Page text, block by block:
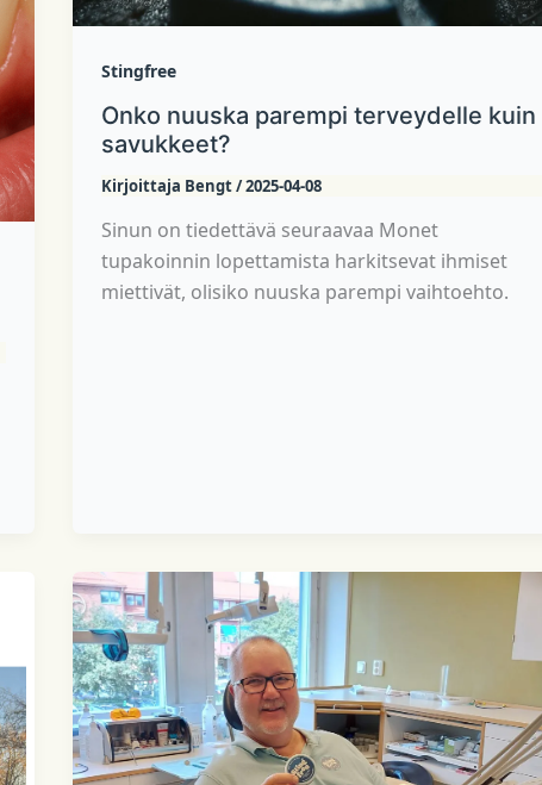
Stingfree
Onko nuuska parempi terveydelle kuin
savukkeet?
Kirjoittaja Bengt/2025-04-08
Sinun on tiedettävä seuraavaa Monet
tupakoinnin lopettamista harkitsevat ihmiset
miettivät, olisiko nuuska parempi vaihtoehto.